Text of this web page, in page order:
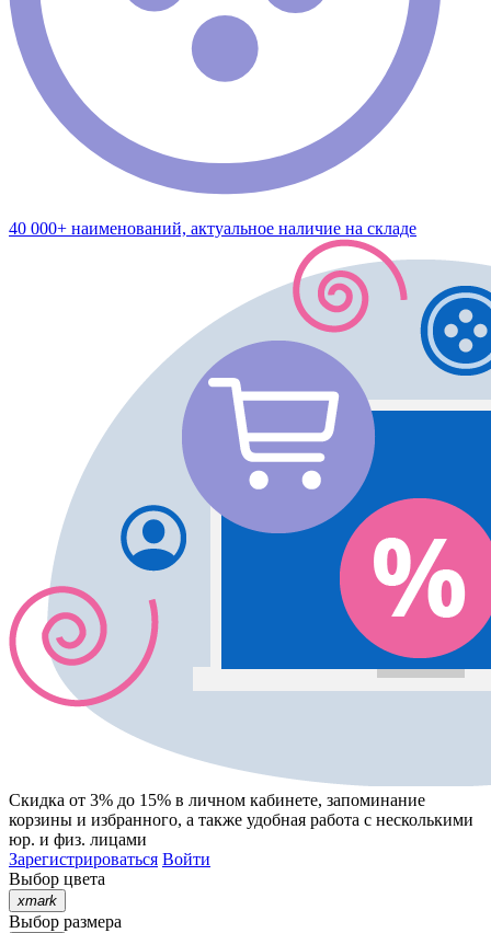
40 000+ наименований, актуальное наличие на складе
Скидка от 3% до 15% в личном кабинете, запоминание
корзины и избранного, а также удобная работа с несколькими
юр. и физ. лицами
Зарегистрироваться Войти
Выбор цвета
xmark
Выбор размера